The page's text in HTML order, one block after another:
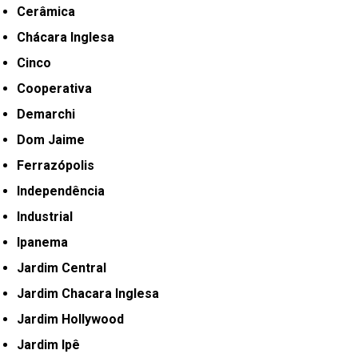
Cerâmica
Chácara Inglesa
Cinco
Cooperativa
Demarchi
Dom Jaime
Ferrazópolis
Independência
Industrial
Ipanema
Jardim Central
Jardim Chacara Inglesa
Jardim Hollywood
Jardim Ipê